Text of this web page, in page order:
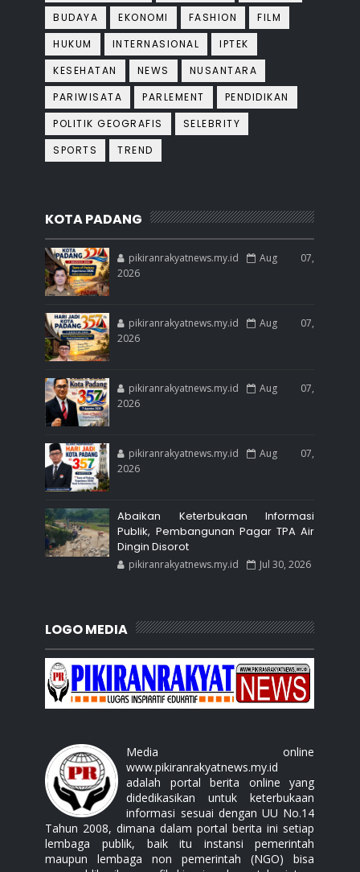
BUDAYA
EKONOMI FASHION
FILM
HUKUM
INTERNASIONAL
IPTEK
KESEHATAN
NEWS
NUSANTARA
PARIWISATA
PARLEMENT
PENDIDIKAN
POLITIK GEOGRAFIS
SELEBRITY
SPORTS
TREND
KOTA PADANG
pikiranrakyatnews.my.id
Aug 07,
2026
pikiranrakyatnews.my.id
Aug 07,
2026
pikiranrakyatnews.my.id
Aug 07,
2026
pikiranrakyatnews.my.id
Aug 07,
2026
Abaikan Keterbukaan Informasi
Publik, Pembangunan Pagar TPA Air
Dingin Disorot
pikiranrakyatnews.my.id Jul 30, 2026
LOGO MEDIA
Media online
www.pikiranrakyatnews.my.id
adalah portal berita online yang
didedikasikan untuk keterbukaan
informasi sesuai dengan UU No.14
Tahun 2008, dimana dalam portal berita ini setiap
lembaga publik, baik itu instansi pemerintah
maupun lembaga non pemerintah (NGO) bisa